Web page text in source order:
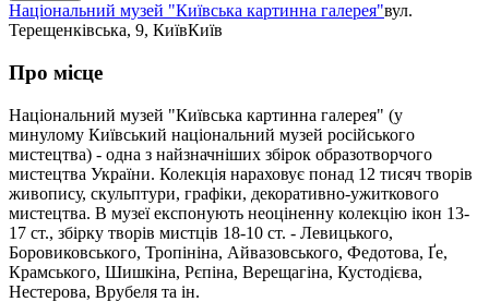
Національний музей "Київська картинна галерея"вул.
Терещенківська, 9, КиївКиїв
Про місце
Національний музей "Київська картинна галерея" (у
минулому Київський національний музей російського
мистецтва) - одна з найзначніших збірок образотворчого
мистецтва України. Колекція нараховує понад 12 тисяч творів
живопису, скульптури, графіки, декоративно-ужиткового
мистецтва. В музеї експонують неоціненну колекцію ікон 13-
17 ст., збірку творів мистців 18-10 ст. - Левицького,
Боровиковського, Тропініна, Айвазовського, Федотова, Ґе,
Крамського, Шишкіна, Рєпіна, Верещагіна, Кустодієва,
Нестерова, Врубеля та ін.